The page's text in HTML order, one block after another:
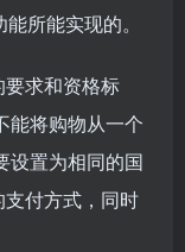
所能实现的。
求和资格标
能将购物从一个
设置为相同的国
付方式，同时